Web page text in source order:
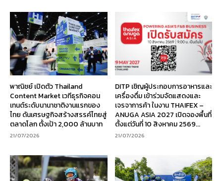
พาณิชย์ เปิดตัว Thailand
Content Market เวทีธุรกิจคอน
เทนต์ระดับนานาชาติงานแรกของ
ไทย ดันเศรษฐกิจสร้างสรรค์ไทยสู่
ตลาดโลก ตั้งเป้า 2,000 ล้านบาท
21/07/2026
DITP เชิญผู้ประกอบการอาหารและ
เครื่องดื่ม เข้าร่วมจัดแสดงและ
เจรจาการค้า ในงาน THAIFEX –
ANUGA ASIA 2027 เปิดจองพื้นที่
ตั้งแต่วันที่ 10 สิงหาคม 2569...
21/07/2026